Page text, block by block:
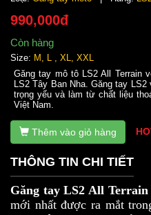
990,000đ
Còn hàng
Size: M, L , XL, XXL
Găng tay mô tô LS2 All Terrain
LS2 Tây Ban Nha. Găng tay
trọng yếu và làm từ chất liệu
Việt Nam.
Thêm vào giỏ hàng
THÔNG TIN CHI TIẾT
Găng tay LS2 All Terrain
mới nhất được ra mắt